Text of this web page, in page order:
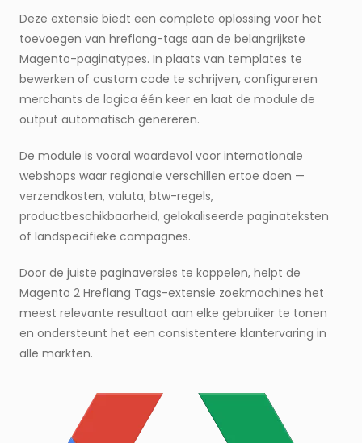
Deze extensie biedt een complete oplossing voor het
toevoegen van hreflang-tags aan de belangrijkste
Magento-paginatypes. In plaats van templates te
bewerken of custom code te schrijven, configureren
merchants de logica één keer en laat de module de
output automatisch genereren.
De module is vooral waardevol voor internationale
webshops waar regionale verschillen ertoe doen —
verzendkosten, valuta, btw-regels,
productbeschikbaarheid, gelokaliseerde paginateksten
of landspecifieke campagnes.
Door de juiste paginaversies te koppelen, helpt de
Magento 2 Hreflang Tags-extensie zoekmachines het
meest relevante resultaat aan elke gebruiker te tonen
en ondersteunt het een consistentere klantervaring in
alle markten.